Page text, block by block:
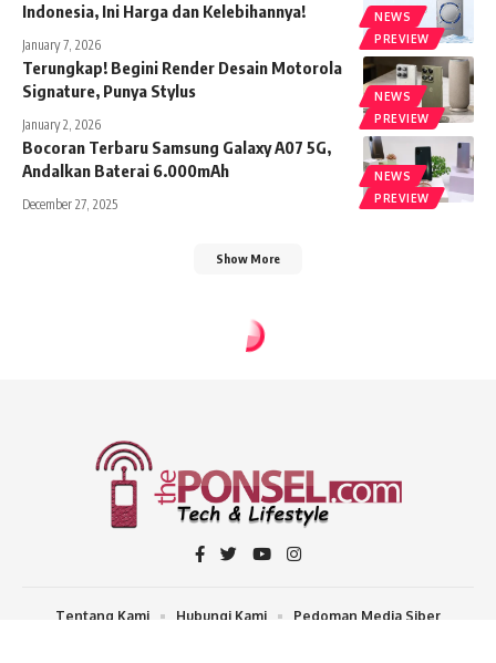
NEWS
PREVIEW
Indonesia, Ini Harga dan Kelebihannya!
January 7, 2026
NEWS
PREVIEW
Terungkap! Begini Render Desain Motorola
Signature, Punya Stylus
January 2, 2026
NEWS
PREVIEW
Bocoran Terbaru Samsung Galaxy A07 5G,
Andalkan Baterai 6.000mAh
December 27, 2025
Show More
Galaxy M2 Play On, Dual On Murah
Berlayar 4.0 inci
thePONSEL.com Published April 9, 2012